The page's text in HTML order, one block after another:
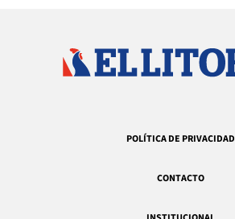
POLÍTICA DE PRIVACIDAD
CONTACTO